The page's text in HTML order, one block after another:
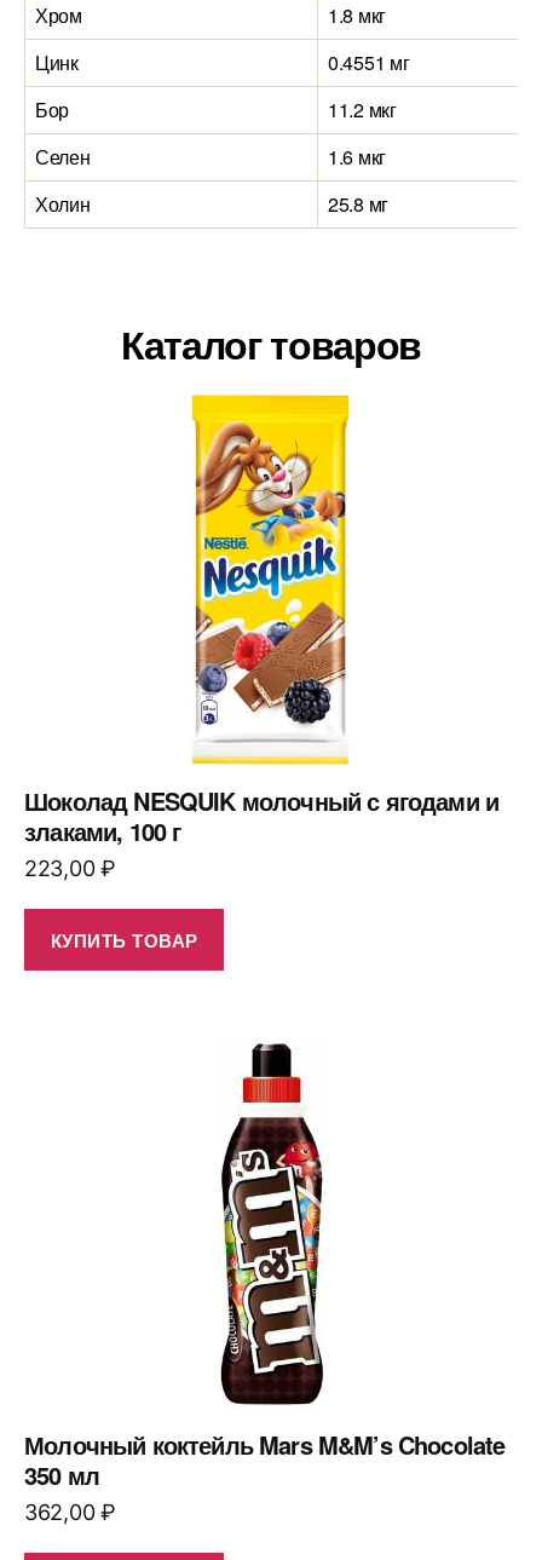
Хром
1.8 мкг
Цинк
0.4551 мг
Бор
11.2 мкг
Селен
1.6 мкг
Холин
25.8 мг
Каталог товаров
Шоколад NESQUIK молочный с ягодами и
злаками, 100 г
223,00₽
КУПИТЬ ТОВАР
Молочный коктейль Mars M&M’s Chocolate
350 мл
362,00₽